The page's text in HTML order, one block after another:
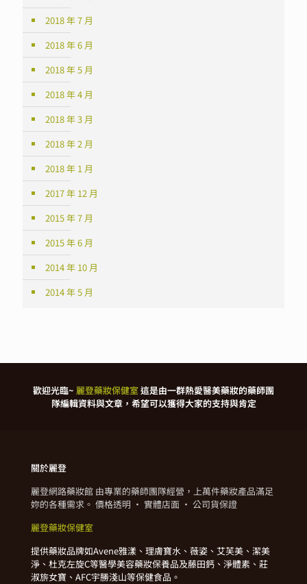
2018 年 7 月
2018 年 6 月
2018 年 5 月
2018 年 4 月
2018 年 3 月
2018 年 2 月
2018 年 1 月
2017 年 12 月
2015 年 7 月
2015 年 6 月
2014 年 10 月
2014 年 5 月
歡迎光臨~ 麗登藥妝保健室這是由一群熱愛醫美藥妝的藥師團
隊編輯資料與文章，希望可以獲得大家的支持與肯定
關於麗登
麗登網路藥妝館 由專業的藥師團隊經營，上萬件藥妝產品滿足
妳的各種需求。 價格透明 · 實體店面 · 公司貨保證
麗登藥妝保健室
提供藥妝品牌如Avene雅漾、理膚寶水、薇姿、艾芙美、潔美
淨、杜克左旋C等醫學美容藥妝保養品及藤田鈣、淨體素、莊
淑旂女寶、AFC宇勝淺山等保健食品。